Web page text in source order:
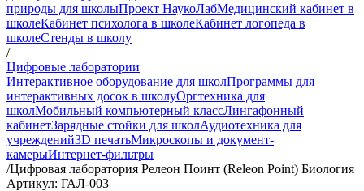
природы для школыПроект НаукоЛабМедицинский кабинет в
школеКабинет психолога в школеКабинет логопеда в
школеСтенды в школу
/
Цифровые лаборатории
Интерактивное оборудование для школПрограммы для
интерактивных досок в школуОргтехника для
школМобильный компьютерный классЛингафонный
кабинетЗарядные стойки для школАудиотехника для
учреждений3D печатьМикроскопы и документ-
камерыИнтернет-фильтры
/Цифровая лаборатория Релеон Поинт (Releon Point) Биология
Артикул: ГАЛ-003